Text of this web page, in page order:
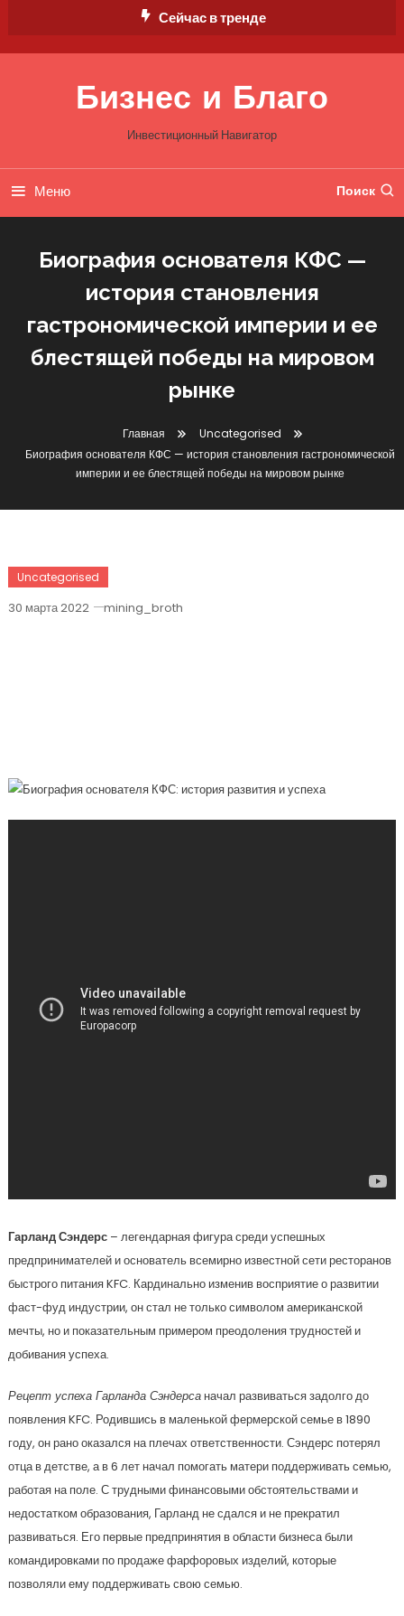
Сейчас в тренде
Бизнес и Благо
Инвестиционный Навигатор
Меню Поиск
Биография основателя КФС —
история становления
гастрономической империи и ее
блестящей победы на мировом
рынке
Главная
Uncategorised
Биография основателя КФС — история становления гастрономической
империи и ее блестящей победы на мировом рынке
Uncategorised
30 марта 2022 mining_broth
Гарланд Сэндерс– легендарная фигура среди успешных
предпринимателей и основатель всемирно известной сети ресторанов
быстрого питания KFC. Кардинально изменив восприятие о развитии
фаст-фуд индустрии, он стал не только символом американской
мечты, но и показательным примером преодоления трудностей и
добивания успеха.
Рецепт успеха Гарланда Сэндерсаначал развиваться задолго до
появления KFC. Родившись в маленькой фермерской семье в 1890
году, он рано оказался на плечах ответственности. Сэндерс потерял
отца в детстве, а в 6 лет начал помогать матери поддерживать семью,
работая на поле. С трудными финансовыми обстоятельствами и
недостатком образования, Гарланд не сдался и не прекратил
развиваться. Его первые предпринятия в области бизнеса были
командировками по продаже фарфоровых изделий, которые
позволяли ему поддерживать свою семью.